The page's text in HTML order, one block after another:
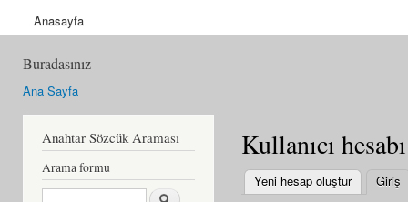
Anasayfa
Buradasınız
Ana Sayfa
Anahtar Sözcük Araması
Arama formu
Ara
Kullanıcı hesabı
Yeni hesap oluştur Giriş